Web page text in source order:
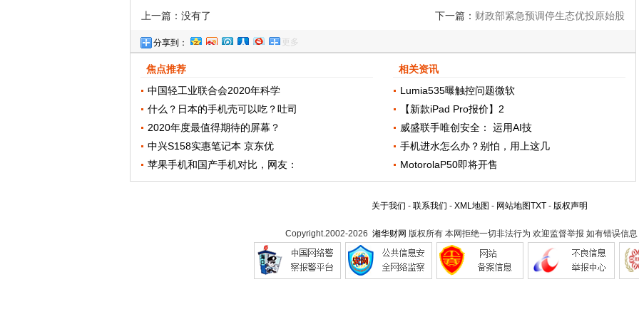
上一篇：没有了 下一篇： 财政部紧急预调停生态优投原始股
分享到： 更多
焦点推荐
中国轻工业联合会2020年科学
什么？日本的手机壳可以吃？吐司
2020年度最值得期待的屏幕？
中兴S158实惠笔记本 京东优
苹果手机和国产手机对比，网友：
相关资讯
Lumia535曝触控问题微软
【新款iPad Pro报价】2
威盛联手唯创安全： 运用AI技
手机进水怎么办？别怕，用上这几
MotorolaP50即将开售
关于我们 - 联系我们 - XML地图 - 网站地图TXT- 版权声明
Copyright.2002-2026 湘华财网 版权所有 本网拒绝一切非法行为 欢迎监督举报 如有错误信